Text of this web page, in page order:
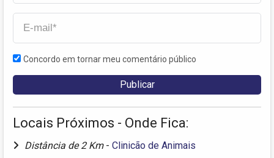
Concordo em tornar meu comentário público
Locais Próximos - Onde Fica:
Distância de 2 Km - Clinicão de Animais